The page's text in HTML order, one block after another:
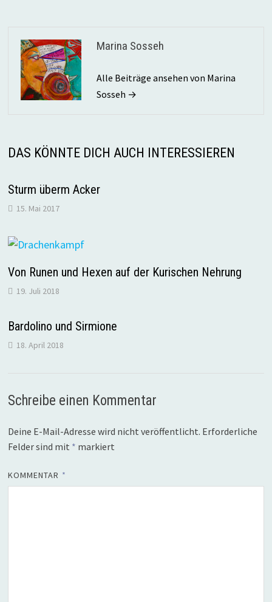
Marina Sosseh
Alle Beiträge ansehen von Marina
Sosseh →
DAS KÖNNTE DICH AUCH INTERESSIEREN
Sturm überm Acker
15. Mai 2017
Von Runen und Hexen auf der Kurischen Nehrung
19. Juli 2018
Bardolino und Sirmione
18. April 2018
Schreibe einen Kommentar
Deine E-Mail-Adresse wird nicht veröffentlicht. Erforderliche
Felder sind mit * markiert
KOMMENTAR *